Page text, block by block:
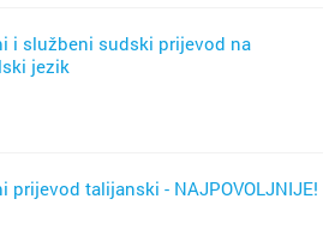
i službeni sudski prijevod na
jezik
prijevod talijanski - NAJPOVOLJNIJE!